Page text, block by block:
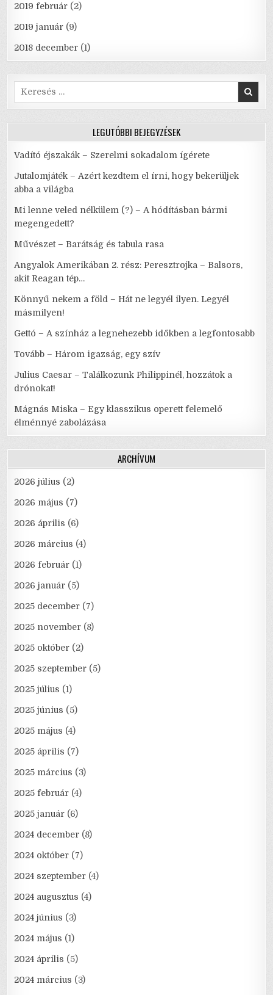
2019 február (2)
2019 január (9)
2018 december (1)
Search
for:
LEGUTÓBBI BEJEGYZÉSEK
Vadító éjszakák – Szerelmi sokadalom ígérete
Jutalomjáték – Azért kezdtem el írni, hogy bekerüljek
abba a világba
Mi lenne veled nélkülem (?) – A hódításban bármi
megengedett?
Művészet – Barátság és tabula rasa
Angyalok Amerikában 2. rész: Peresztrojka – Balsors,
akit Reagan tép…
Könnyű nekem a föld – Hát ne legyél ilyen. Legyél
másmilyen!
Gettó – A színház a legnehezebb időkben a legfontosabb
Tovább – Három igazság, egy szív
Julius Caesar – Találkozunk Philippinél, hozzátok a
drónokat!
Mágnás Miska – Egy klasszikus operett felemelő
élménnyé zabolázása
ARCHÍVUM
2026 július (2)
2026 május (7)
2026 április (6)
2026 március (4)
2026 február (1)
2026 január (5)
2025 december (7)
2025 november (8)
2025 október (2)
2025 szeptember (5)
2025 július (1)
2025 június (5)
2025 május (4)
2025 április (7)
2025 március (3)
2025 február (4)
2025 január (6)
2024 december (8)
2024 október (7)
2024 szeptember (4)
2024 augusztus (4)
2024 június (3)
2024 május (1)
2024 április (5)
2024 március (3)